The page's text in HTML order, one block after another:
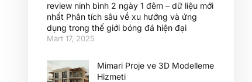
review ninh bình 2 ngày 1 đêm – dữ liệu mới
nhất Phân tích sâu về xu hướng và ứng
dụng trong thế giới bóng đá hiện đại
Mart 17, 2025
Mimari Proje ve 3D Modelleme
Hizmeti